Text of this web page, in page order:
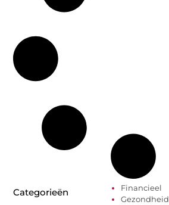
Categorieën
Financieel
Gezondheid